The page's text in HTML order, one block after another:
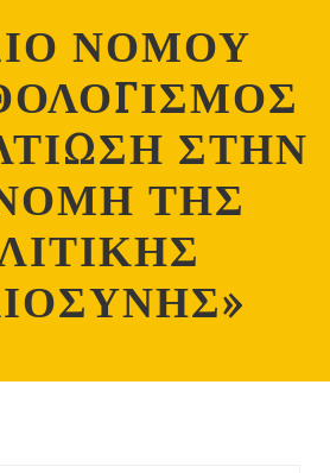
ΝΟΜΟΥ
ΣΤΗΝ
ΤΗΣ